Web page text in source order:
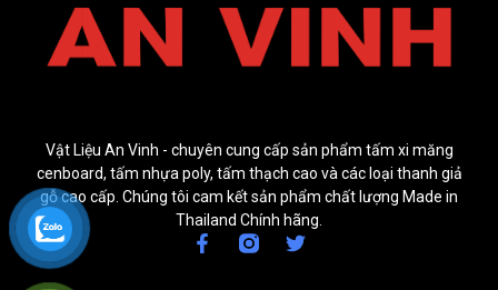
Vật Liệu An Vinh - chuyên cung cấp sản phẩm tấm xi măng
cenboard, tấm nhựa poly, tấm thạch cao và các loại thanh giả
gỗ cao cấp. Chúng tôi cam kết sản phẩm chất lượng Made in
Thailand Chính hãng.